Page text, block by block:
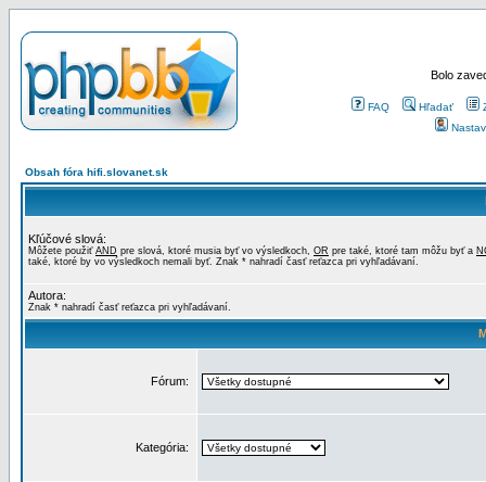
Bolo
FAQ Hľadať
Obsah fóra hifi.slovanet.sk
Kľúčové slová:
Môžete použiť AND pre slová, ktoré musia byť vo výsledkoch, OR pre také, ktoré tam môžu byť a
také, ktoré by vo výsledkoch nemali byť. Znak * nahradí časť reťazca pri vyhľadávaní.
Autora:
Znak * nahradí časť reťazca pri vyhľadávaní.
Fórum:
Kategória: